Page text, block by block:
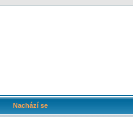
Nachází se